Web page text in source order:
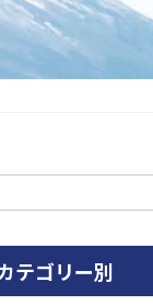
テゴリー別